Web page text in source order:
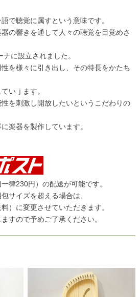
で聴覚に属すという意味です。
の響きを通して人々の聴覚を目覚めさ
に設立されました。
を様々に引き出し、その特長をかたち
いｊます。
を刺激し開放したいというこだわりの
楽器を製作しています。
律230円）の配送が可能です。
サイズを超える場合は、
）に変更させていただきます。
すので予めご了承ください。